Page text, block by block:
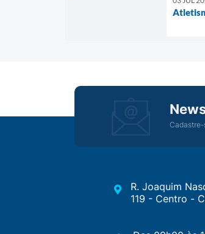
R. Joaquim
119 - Centro -